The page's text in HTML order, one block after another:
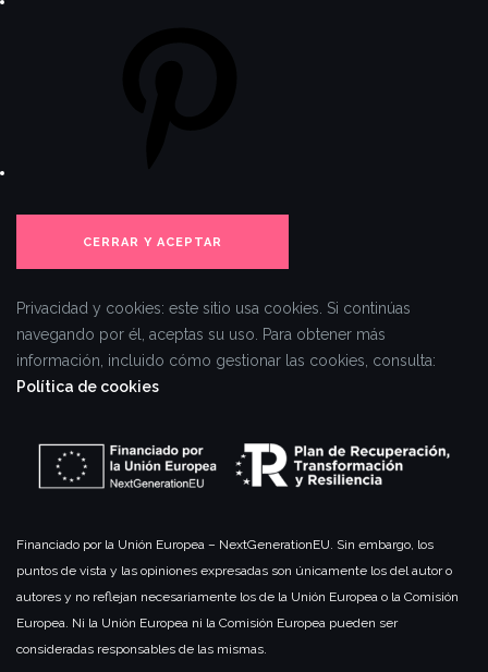
Privacidad y cookies: este sitio usa cookies. Si continúas
navegando por él, aceptas su uso. Para obtener más
información, incluido cómo gestionar las cookies, consulta:
Política de cookies
Financiado por la Unión Europea – NextGenerationEU. Sin embargo, los
puntos de vista y las opiniones expresadas son únicamente los del autor o
autores y no reflejan necesariamente los de la Unión Europea o la Comisión
Europea. Ni la Unión Europea ni la Comisión Europea pueden ser
consideradas responsables de las mismas.